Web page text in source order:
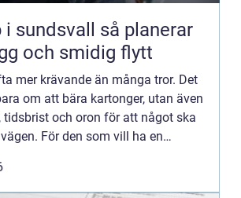
så planerar
och smidig flytt
mer krävande än många tror. Det
om att bära kartonger, utan även
tidsbrist och oron för att något ska
För den som vill ha en